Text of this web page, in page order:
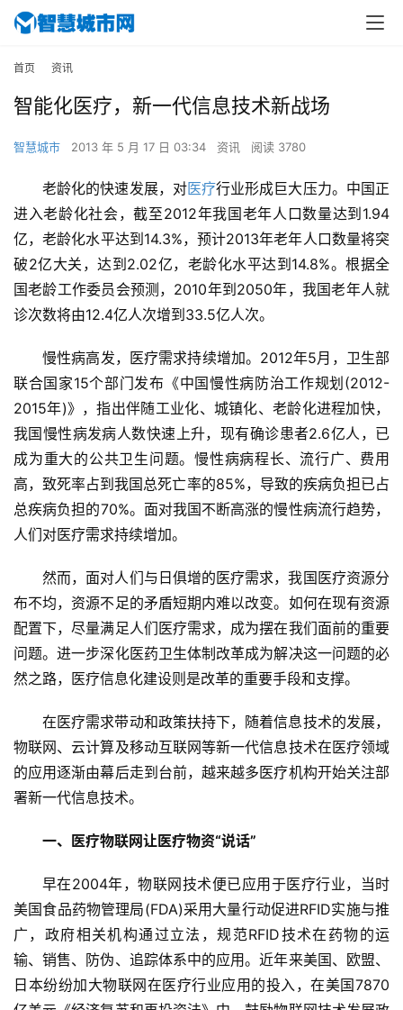
首页 资讯
智能化医疗，新一代信息技术新战场
智慧城市 2013 年 5 月 17 日 03:34 资讯 阅读 3780
老龄化的快速发展，对医疗行业形成巨大压力。中国正
进入老龄化社会，截至2012年我国老年人口数量达到1.94
亿，老龄化水平达到14.3%，预计2013年老年人口数量将突
破2亿大关，达到2.02亿，老龄化水平达到14.8%。根据全
国老龄工作委员会预测，2010年到2050年，我国老年人就
诊次数将由12.4亿人次增到33.5亿人次。
慢性病高发，医疗需求持续增加。2012年5月，卫生部
联合国家15个部门发布《中国慢性病防治工作规划(2012-
2015年)》，指出伴随工业化、城镇化、老龄化进程加快，
我国慢性病发病人数快速上升，现有确诊患者2.6亿人，已
成为重大的公共卫生问题。慢性病病程长、流行广、费用
高，致死率占到我国总死亡率的85%，导致的疾病负担已占
总疾病负担的70%。面对我国不断高涨的慢性病流行趋势，
人们对医疗需求持续增加。
然而，面对人们与日俱增的医疗需求，我国医疗资源分
布不均，资源不足的矛盾短期内难以改变。如何在现有资源
配置下，尽量满足人们医疗需求，成为摆在我们面前的重要
问题。进一步深化医药卫生体制改革成为解决这一问题的必
然之路，医疗信息化建设则是改革的重要手段和支撑。
在医疗需求带动和政策扶持下，随着信息技术的发展，
物联网、云计算及移动互联网等新一代信息技术在医疗领域
的应用逐渐由幕后走到台前，越来越多医疗机构开始关注部
署新一代信息技术。
一、医疗物联网让医疗物资“说话”
早在2004年，物联网技术便已应用于医疗行业，当时
美国食品药物管理局(FDA)采用大量行动促进RFID实施与推
广，政府相关机构通过立法，规范RFID技术在药物的运
输、销售、防伪、追踪体系中的应用。近年来美国、欧盟、
日本纷纷加大物联网在医疗行业应用的投入，在美国7870